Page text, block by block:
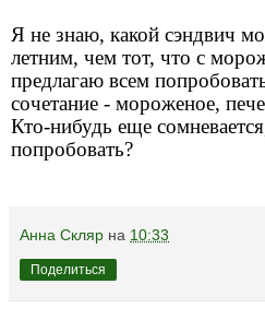
Я не знаю, какой сэндвич
летним, чем тот, что с
предлагаю всем
сочетание - мороженое,
Кто-нибудь еще
попробовать?
Анна Скляр на 10:33
Поделиться